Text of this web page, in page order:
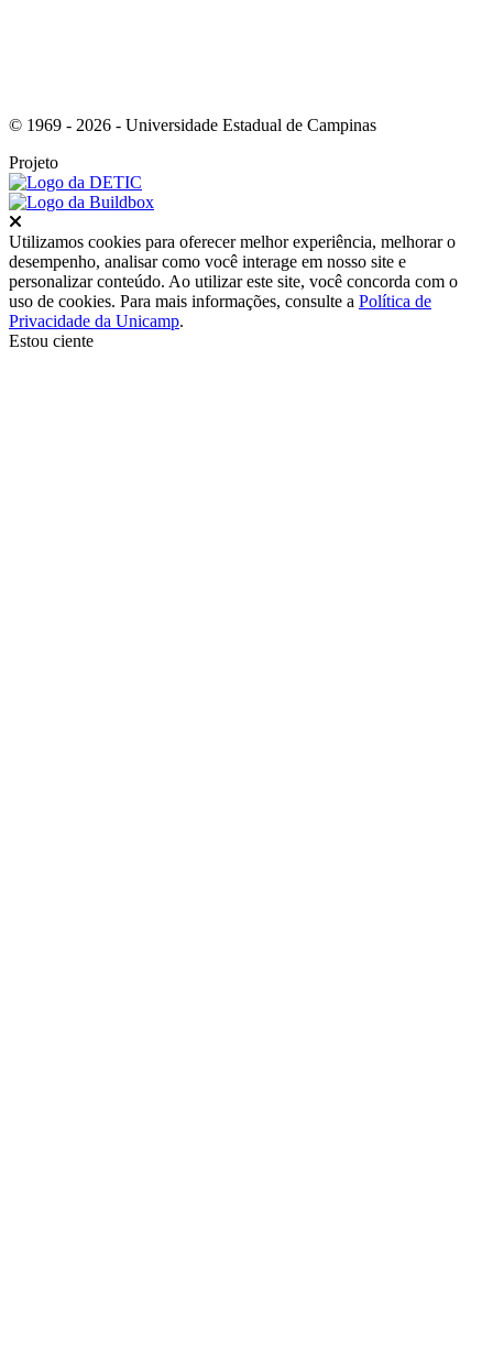
© 1969 - 2026 - Universidade Estadual de Campinas
Projeto
Utilizamos cookies para oferecer melhor experiência, melhorar o
desempenho, analisar como você interage em nosso site e
personalizar conteúdo. Ao utilizar este site, você concorda com o
uso de cookies. Para mais informações, consulte a Política de
Privacidade da Unicamp.
Estou ciente